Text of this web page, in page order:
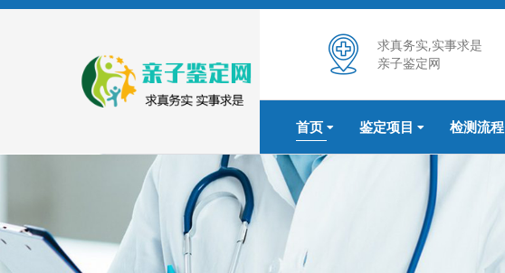
求真务实,实事求是
亲子鉴定网
首页 鉴定项目 检测流程